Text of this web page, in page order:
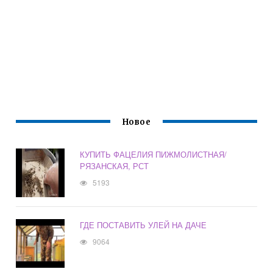
Новое
КУПИТЬ ФАЦЕЛИЯ ПИЖМОЛИСТНАЯ/
РЯЗАНСКАЯ, РСТ
5193
ГДЕ ПОСТАВИТЬ УЛЕЙ НА ДАЧЕ
9064